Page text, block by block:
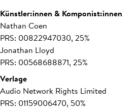
Künstler:innen & Komponist:innen
Nathan Coen
PRS: 00822947030, 25%
Jonathan Lloyd
PRS: 00568688871, 25%
Verlage
Audio Network Rights Limited
PRS: 01159006470, 50%